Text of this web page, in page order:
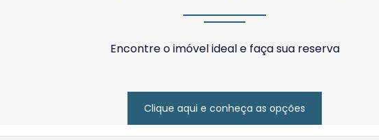
Encontre o imóvel ideal e faça sua reserva
Clique aqui e conheça as opções